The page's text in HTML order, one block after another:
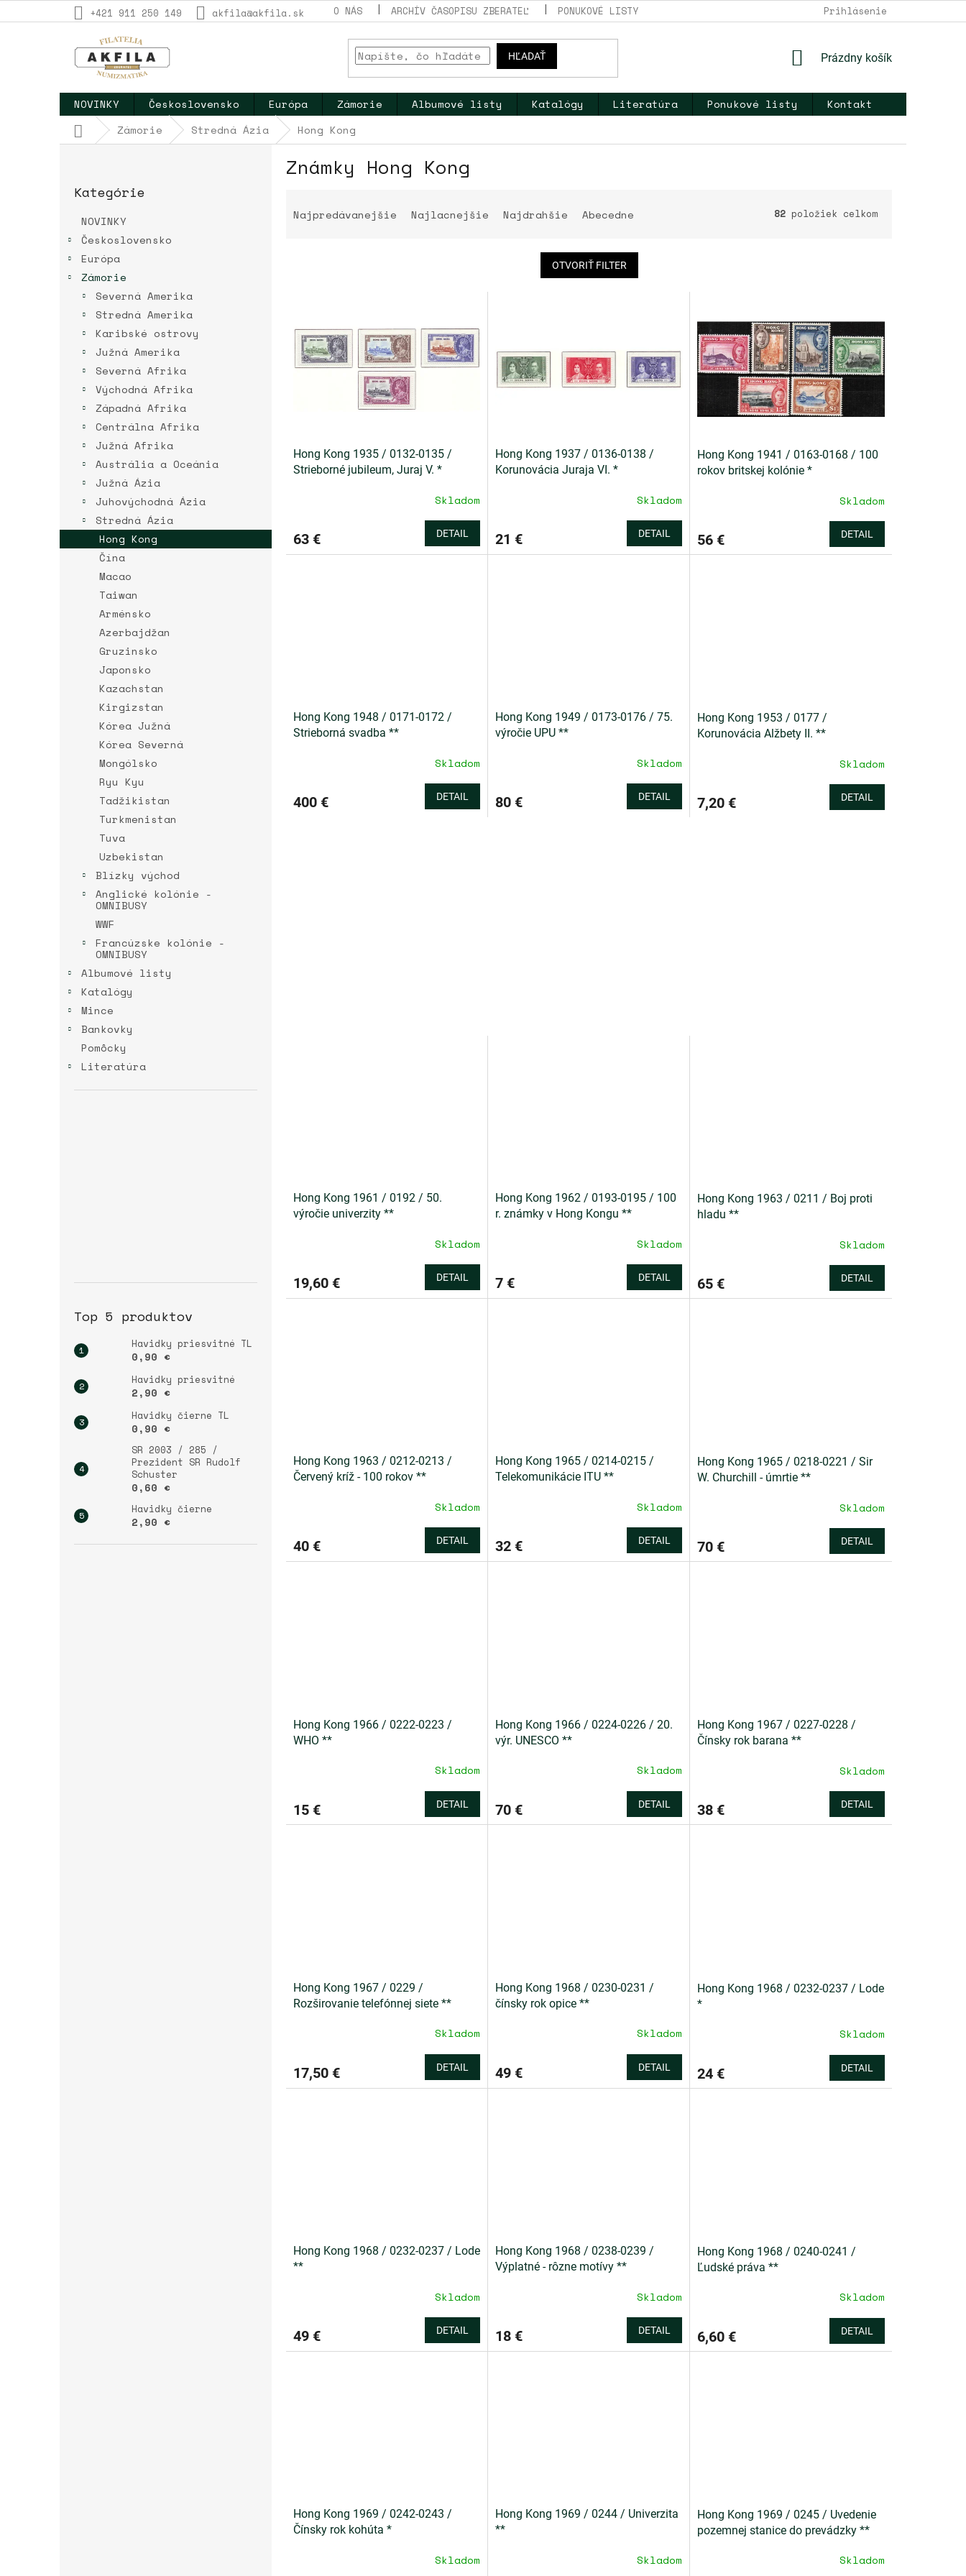
na
+421 911 250 149 akfila@akfila.sk O NÁS ARCHÍV ČASOPISU ZBERATEĽ PONUKOVÉ LISTY NAPÍŠTE NÁM KONTAKT
Prihlásenie
HĽADAŤ
NÁKUPNÝ
Prázdny košík
NOVINKY Československo Európa Zámorie Albumové listy Katalógy Literatúra Ponukové listy
Kontakt
DomovZámorie Stredná Ázia Hong Kong
B
kategórie
Kategórie
NOVINKY
Československo
Európa
Zámorie
Severná Amerika
Stredná Amerika
Karibské ostrovy
Južná Amerika
Severná Afrika
Východná Afrika
Západná Afrika
Centrálna Afrika
Južná Afrika
Austrália a Oceánia
Južná Ázia
Juhovýchodná Ázia
Stredná Ázia
Hong Kong
Čína
Macao
Taiwan
Arménsko
Azerbajdžan
Gruzinsko
Japonsko
Kazachstan
Kirgizstan
Kórea Južná
Kórea Severná
Mongólsko
Ryu Kyu
Tadžikistan
Turkmenistan
Tuva
Uzbekistan
Blízky východ
Anglické kolónie -
OMNIBUSY
WWF
Francúzske kolónie -
OMNIBUSY
Albumové listy
Katalógy
Mince
Bankovky
Pomôcky
Literatúra
Top 5 produktov
Havidky priesvitné TL
0,90 €
Havidky priesvitné
2,90 €
Havidky čierne TL
0,90 €
SR 2003 / 285 /
Prezident SR Rudolf
Schuster
0,60 €
Havidky čierne
2,90 €
Známky Hong Kong
aNajpredávanejšie Najlacnejšie Najdrahšie Abecedne 82 položiek celkom
OTVORIŤ FILTER
t
Hong Kong 1935 / 0132-0135 /
Strieborné jubileum, Juraj V. *
Skladom
63 € DETAIL
Hong Kong 1937 / 0136-0138 /
Korunovácia Juraja VI. *
Skladom
21 € DETAIL
Hong Kong 1941 / 0163-0168 / 100
rokov britskej kolónie *
Skladom
56 € DETAIL
Hong Kong 1948 / 0171-0172 /
Strieborná svadba **
Skladom
400 € DETAIL
Hong Kong 1949 / 0173-0176 / 75.
výročie UPU **
Skladom
80 € DETAIL
Hong Kong 1953 / 0177 /
Korunovácia Alžbety II. **
Skladom
7,20 € DETAIL
Hong Kong 1961 / 0192 / 50.
výročie univerzity **
Skladom
19,60 € DETAIL
Hong Kong 1962 / 0193-0195 / 100
r. známky v Hong Kongu **
Skladom
7 € DETAIL
Hong Kong 1963 / 0211 / Boj proti
hladu **
Skladom
65 € DETAIL
Hong Kong 1963 / 0212-0213 /
Červený kríž - 100 rokov **
Skladom
40 € DETAIL
Hong Kong 1965 / 0214-0215 /
Telekomunikácie ITU **
Skladom
32 € DETAIL
Hong Kong 1965 / 0218-0221 / Sir
W. Churchill - úmrtie **
Skladom
70 € DETAIL
Hong Kong 1966 / 0222-0223 /
WHO **
Skladom
15 € DETAIL
Hong Kong 1966 / 0224-0226 / 20.
výr. UNESCO **
Skladom
70 € DETAIL
Hong Kong 1967 / 0227-0228 /
Čínsky rok barana **
Skladom
38 € DETAIL
Hong Kong 1967 / 0229 /
Rozširovanie telefónnej siete **
Skladom
17,50 € DETAIL
Hong Kong 1968 / 0230-0231 /
čínsky rok opice **
Skladom
49 € DETAIL
Hong Kong 1968 / 0232-0237 / Lode
*
Skladom
24 € DETAIL
Hong Kong 1968 / 0232-0237 / Lode
**
Skladom
49 € DETAIL
Hong Kong 1968 / 0238-0239 /
Výplatné - rôzne motívy **
Skladom
18 € DETAIL
Hong Kong 1968 / 0240-0241 /
Ľudské práva **
Skladom
6,60 € DETAIL
Hong Kong 1969 / 0242-0243 /
Čínsky rok kohúta *
Skladom
Hong Kong 1969 / 0244 / Univerzita
**
Skladom
Hong Kong 1969 / 0245 / Uvedenie
pozemnej stanice do prevádzky **
Skladom